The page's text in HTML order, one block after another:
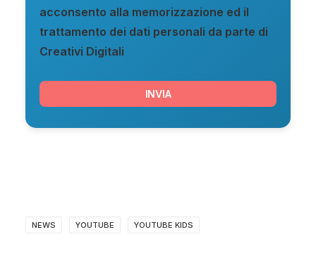
acconsento alla memorizzazione ed il
trattamento dei dati personali da parte di
Creativi Digitali
NEWS YOUTUBE YOUTUBE KIDS